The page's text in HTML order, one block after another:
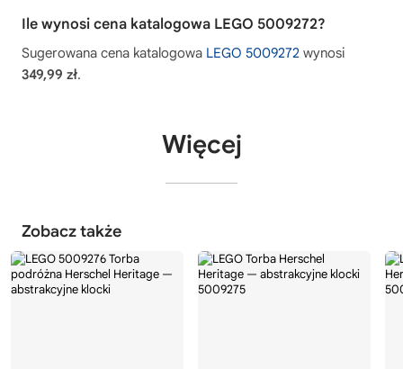
Ile wynosi cena katalogowa LEGO 5009272?
Sugerowana cena katalogowa LEGO 5009272 wynosi
349,99 zł.
Więcej
Zobacz także